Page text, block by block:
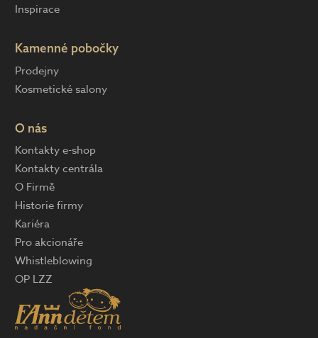
Inspirace
Kamenné pobočky
Prodejny
Kosmetické salony
O nás
Kontakty e-shop
Kontakty centrála
O Firmě
Historie firmy
Kariéra
Pro akcionáře
Whistleblowing
OP LZZ